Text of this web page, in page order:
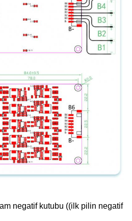
negatif kutubu ((ilk pilin negatif